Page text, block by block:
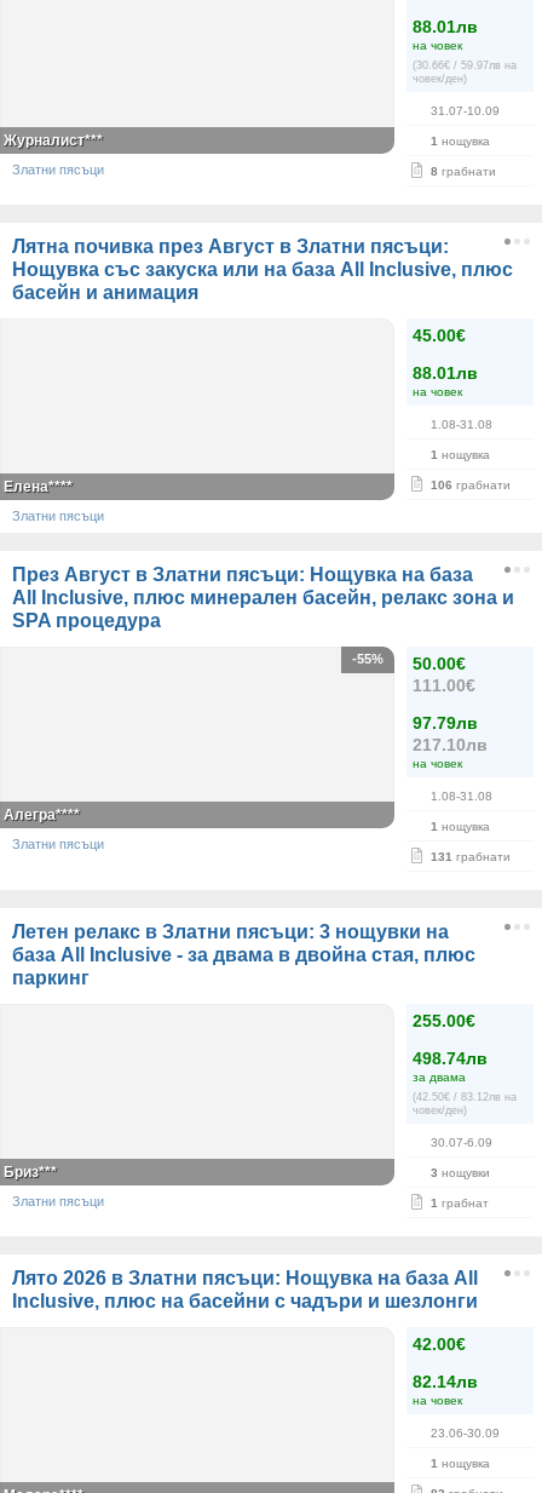
88.01лв
на човек
(30.66€ / 59.97лв на
човек/ден)
31.07-10.09
1 нощувка
8 грабнати
Журналист***
Златни пясъци
Лятна почивка през Август в Златни пясъци:
Нощувка със закуска или на база All Inclusive, плюс
басейн и анимация
45.00€
88.01лв
на човек
1.08-31.08
1 нощувка
106 грабнати
Елена****
Златни пясъци
През Август в Златни пясъци: Нощувка на база
All Inclusive, плюс минерален басейн, релакс зона и
SPA процедура
50.00€
111.00€
97.79лв
217.10лв
на човек
1.08-31.08
1 нощувка
131 грабнати
-55%
Алегра****
Златни пясъци
Летен релакс в Златни пясъци: 3 нощувки на
база All Inclusive - за двама в двойна стая, плюс
паркинг
255.00€
498.74лв
за двама
(42.50€ / 83.12лв на
човек/ден)
30.07-6.09
3 нощувки
1 грабнат
Бриз***
Златни пясъци
Лято 2026 в Златни пясъци: Нощувка на база All
Inclusive, плюс на басейни с чадъри и шезлонги
42.00€
82.14лв
на човек
23.06-30.09
1 нощувка